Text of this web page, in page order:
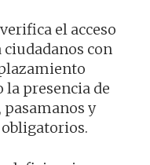
el acceso
con
la presencia de
pasamanos y